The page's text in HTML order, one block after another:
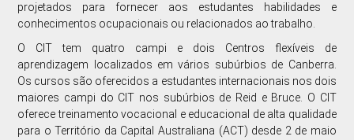
MÊS
projetados para fornecer aos estudantes habilidades e
conhecimentos ocupacionais ou relacionados ao trabalho.
O CIT tem quatro campi e dois Centros flexíveis de
aprendizagem localizados em vários subúrbios de Canberra.
Os cursos são oferecidos a estudantes internacionais nos dois
maiores campi do CIT nos subúrbios de Reid e Bruce. O CIT
oferece treinamento vocacional e educacional de alta qualidade
para o Território da Capital Australiana (ACT) desde 2 de maio